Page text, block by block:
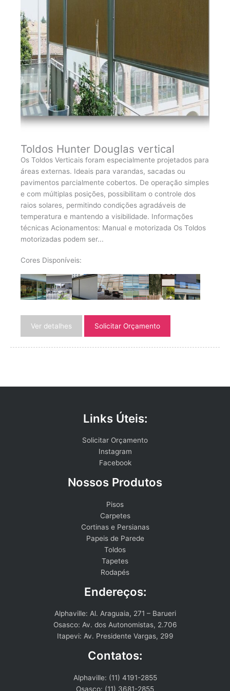
Toldos Hunter Douglas vertical
Os Toldos Verticais foram especialmente projetados para
áreas externas. Ideais para varandas, sacadas ou
pavimentos parcialmente cobertos. De operação simples
e com múltiplas posições, possibilitam o controle dos
raios solares, permitindo condições agradáveis de
temperatura e mantendo a visibilidade. Informações
técnicas Acionamentos: Manual e motorizada Os Toldos
motorizadas podem ser...
Cores Disponíveis:
Ver detalhes Solicitar Orçamento
Links Úteis:
Solicitar Orçamento
Instagram
Facebook
Nossos Produtos
Pisos
Carpetes
Cortinas e Persianas
Papeis de Parede
Toldos
Tapetes
Rodapés
Endereços:
Alphaville: Al. Araguaia, 271 – Barueri
Osasco: Av. dos Autonomistas, 2.706
Itapevi: Av. Presidente Vargas, 299
Contatos:
Alphaville: (11) 4191-2855
Osasco: (11) 3681-2855